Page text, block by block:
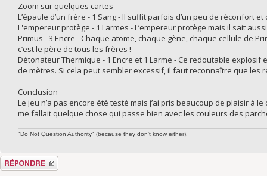
Zoom sur quelques cartes
L’épaule d’un frère - 1 Sang - Il suffit parfois d’un peu de réconfort
L'empereur protège - 1 Larmes - L’empereur protège mais il sait
Primus - 3 Encre - Chaque atome, chaque gène, chaque cellule de
c’est le père de tous les frères !
Détonateur Thermique - 1 Encre et 1 Larme - Ce redoutable
de mètres. Si cela peut sembler excessif, il faut reconnaître que les
Conclusion
Le jeu n’a pas encore été testé mais j’ai pris beaucoup de plaisir à
me fallait quelque chose qui passe bien avec les couleurs des
"Do Not Question Authority" (because they don't know either).
Répondre